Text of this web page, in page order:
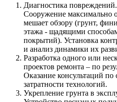
Диагностика повреждений.
Сооружение максимально
мешает обзору (грунт,
этажа - щадящими
покрытий). Установка
и анализ динамики их
Разработка одного или
проектов ремонта – по
Оказание консультаций
затратности технологий.
Укрепление грунта в